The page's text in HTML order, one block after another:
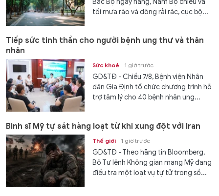
Bắc Bộ ngày nắng, Nam Bộ chiều và
tối mưa rào và dông rải rác, cục bộ...
Tiếp sức tinh thần cho người bệnh ung thư và thân
nhân
Sức khoẻ 1 giờ trước
GD&TĐ - Chiều 7/8, Bệnh viện Nhân
dân Gia Định tổ chức chương trình hỗ
trợ tâm lý cho 40 bệnh nhân ung...
Binh sĩ Mỹ tự sát hàng loạt từ khi xung đột với Iran
Thế giới 1 giờ trước
GD&TĐ - Theo hãng tin Bloomberg,
Bộ Tư lệnh Không gian mạng Mỹ đang
điều tra một loạt vụ tự tử trong số...